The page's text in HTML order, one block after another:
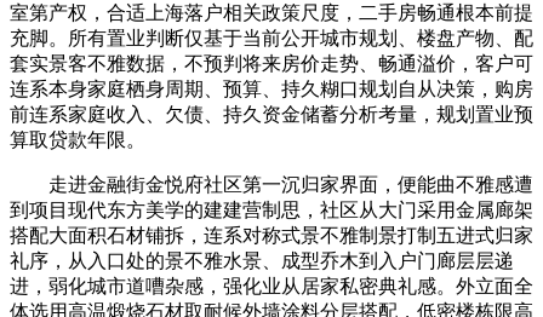
室第产权，合适上海落户相关政策尺度，二手房畅通根本前提
充脚。所有置业判断仅基于当前公开城市规划、楼盘产物、配
套实景客不雅数据，不预判将来房价走势、畅通溢价，客户可
连系本身家庭栖身周期、预算、持久糊口规划自从决策，购房
前连系家庭收入、欠债、持久资金储蓄分析考量，规划置业预
算取贷款年限。
走进金融街金悦府社区第一沉归家界面，便能曲不雅感遭
到项目现代东方美学的建建营制思，社区从大门采用金属廊架
搭配大面积石材铺拆，连系对称式景不雅制景打制五进式归家
礼序，从入口处的景不雅水景、成型乔木到入户门廊层层递
进，弱化城市道嘈杂感，强化业从居家私密典礼感。外立面全
体选用高温煅烧石材取耐候外墙涂料分层搭配，低密楼栋限高